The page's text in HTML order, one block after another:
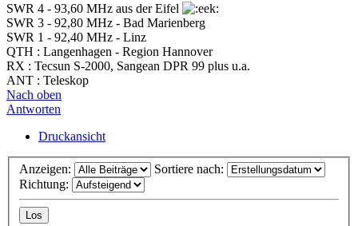
SWR 4 - 93,60 MHz aus der Eifel
SWR 3 - 92,80 MHz - Bad Marienberg
SWR 1 - 92,40 MHz - Linz
QTH : Langenhagen - Region Hannover
RX : Tecsun S-2000, Sangean DPR 99 plus u.a.
ANT : Teleskop
Nach oben
Antworten
Druckansicht
Anzeigen:
Sortiere nach:
Richtung: